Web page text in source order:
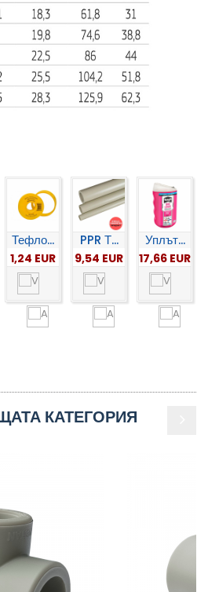
Тефло...
1,24 EUR
PPR Т...
9,54 EUR
Уплът...
17,66 EUR
КАТЕГОРИЯ